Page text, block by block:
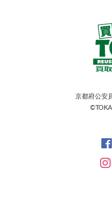
京都府公安